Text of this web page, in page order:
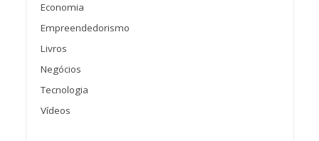
Economia
Empreendedorismo
Livros
Negócios
Tecnologia
Vídeos